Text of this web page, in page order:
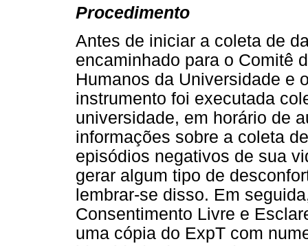
Procedimento
Antes de iniciar a coleta de
encaminhado para o Comitê
Humanos da Universidade e
instrumento foi executada
universidade, em horário de
informações sobre a coleta
episódios negativos de sua
gerar algum tipo de
lembrar-se disso. Em
Consentimento Livre e
uma cópia do ExpT com